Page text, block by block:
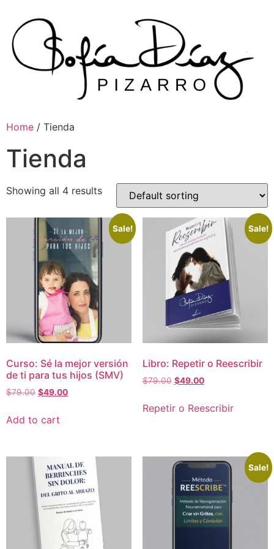
content
Home / Tienda
Tienda
Showing all 4 results
Sale!
Curso: Sé la mejor versión
de ti para tus hijos (SMV)
$79.00 Original
was:
$49.00Current
Add to cart
Sale!
Libro: Repetir o Reescribir
$79.00 Original
was:
$49.00Current
is:
Repetir o Reescribir
Sale!